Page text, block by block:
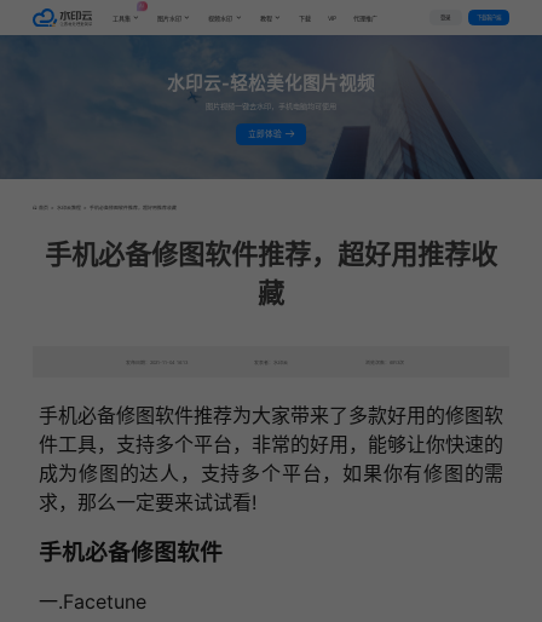
工具集 图片水印 视频水印 教程 下载 VIP 代理推广 登录 下载客户端
水印云-轻松美化图片视频
图片视频一键去水印，手机电脑均可使用
立即体验
首页 > 水印云教程 > 手机必备修图软件推荐，超好用推荐收藏
手机必备修图软件推荐，超好用推荐收
藏
发布日期：2021-11-04 16:13 发表者：水印云 浏览次数：6913次
手机必备修图软件推荐为大家带来了多款好用的修图软
件工具，支持多个平台，非常的好用，能够让你快速的
成为修图的达人，支持多个平台，如果你有修图的需
求，那么一定要来试试看!
手机必备修图软件
一.Facetune